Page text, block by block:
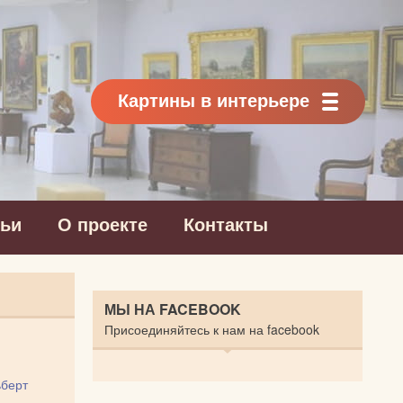
Картины в интерьере
О проекте Контакты
МЫ НА FACEBOOK
Присоединяйтесь к нам на facebook